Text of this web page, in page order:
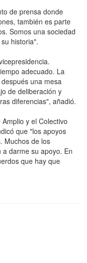
de prensa donde
también es parte
Somos una sociedad
historia".
adecuado. La
una mesa
de deliberación y
diferencias", añadió.
y el Colectivo
que "los apoyos
Muchos de los
darme su apoyo. En
que hay que